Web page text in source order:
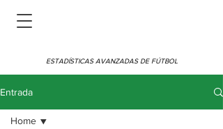
ESTADÍSTICAS AVANZADAS DE FÚTBOL
Entrada
Home